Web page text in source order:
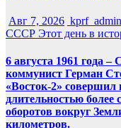
Авг 7, 2026 kprf_admin
СССР Этот день в
6 августа 1961 года
коммунист Герман
«Восток-2»
длительностью более
оборотов вокруг
километров.